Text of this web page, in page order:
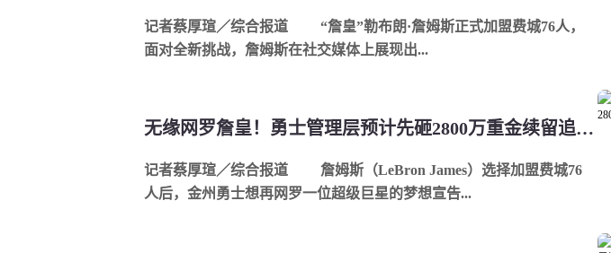
记者蔡厚瑄／综合报道 “詹皇”勒布朗·詹姆斯正式加盟费城76人，
面对全新挑战，詹姆斯在社交媒体上展现出...
无缘网罗詹皇！勇士管理层预计先砸2800万重金续留追梦格林
记者蔡厚瑄／综合报道 詹姆斯（LeBron James）选择加盟费城76
人后，金州勇士想再网罗一位超级巨星的梦想宣告...